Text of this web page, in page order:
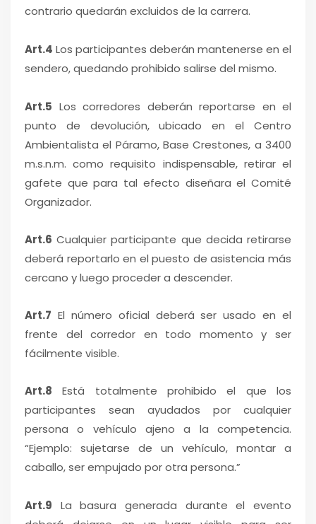
contrario quedarán excluidos de la carrera.
Art.4 Los participantes deberán mantenerse en el
sendero, quedando prohibido salirse del mismo.
Art.5 Los corredores deberán reportarse en el
punto de devolución, ubicado en el Centro
Ambientalista el Páramo, Base Crestones, a 3400
m.s.n.m. como requisito indispensable, retirar el
gafete que para tal efecto diseñara el Comité
Organizador.
Art.6 Cualquier participante que decida retirarse
deberá reportarlo en el puesto de asistencia más
cercano y luego proceder a descender.
Art.7 El número oficial deberá ser usado en el
frente del corredor en todo momento y ser
fácilmente visible.
Art.8 Está totalmente prohibido el que los
participantes sean ayudados por cualquier
persona o vehículo ajeno a la competencia.
“Ejemplo: sujetarse de un vehículo, montar a
caballo, ser empujado por otra persona.”
Art.9 La basura generada durante el evento